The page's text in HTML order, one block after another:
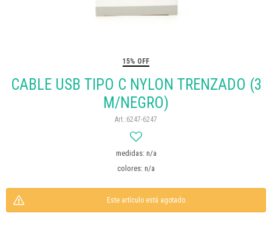
15% OFF
CABLE USB TIPO C NYLON TRENZADO (3
M/NEGRO)
6247-6247
medidas: n/a
colores: n/a
Este artículo está agotado.